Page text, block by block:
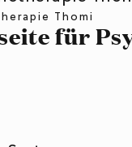
Thomi
für